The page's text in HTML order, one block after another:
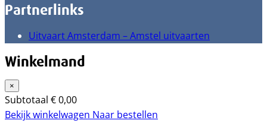
Partnerlinks
Uitvaart Amsterdam – Amstel uitvaarten
Winkelmand
×
Subtotaal €0,00
Bekijk winkelwagen Naar bestellen